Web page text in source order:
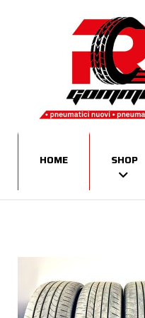
HOME SHOP